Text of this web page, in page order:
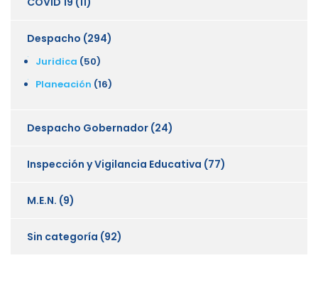
Despacho (294)
Juridica (50)
Planeación (16)
Despacho Gobernador (24)
Inspección y Vigilancia Educativa (77)
M.E.N. (9)
Sin categoría (92)